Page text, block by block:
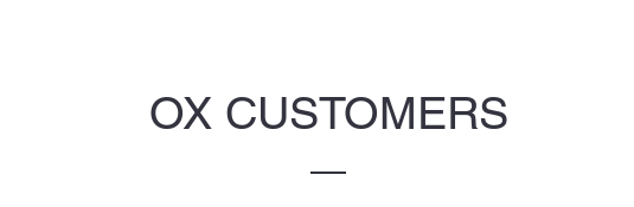
OX CUSTOMERS